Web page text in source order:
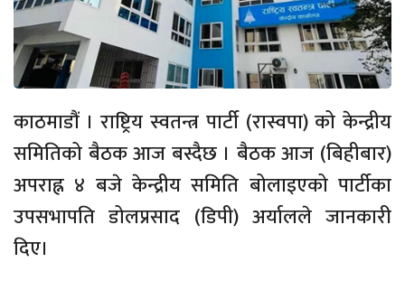
काठमाडौं । राष्ट्रिय स्वतन्त्र पार्टी (रास्वपा) को केन्द्रीय
समितिको बैठक आज बस्दैछ । बैठक आज (बिहीबार)
अपराह्न ४ बजे केन्द्रीय समिति बोलाइएको पार्टीका
उपसभापति डोलप्रसाद (डिपी) अर्यालले जानकारी
दिए।